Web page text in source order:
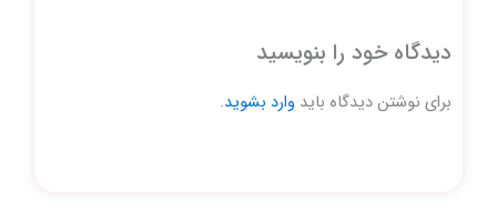
دیدگاه‌ خود را بنویسید
برای نوشتن دیدگاه باید وارد بشوید.